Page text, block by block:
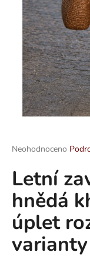
Průměrné
produktu
je
0,0
z
hvězdiček.
Neohodnoceno
Letní
hnědá
úplet
varianty
D
o
p
o
r
u